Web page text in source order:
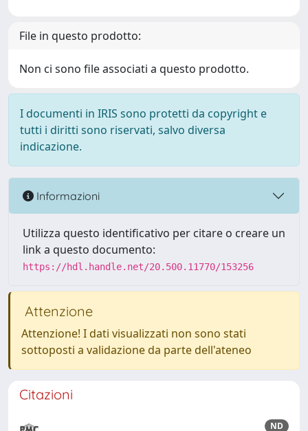
File in questo prodotto:
Non ci sono file associati a questo prodotto.
I documenti in IRIS sono protetti da copyright e
tutti i diritti sono riservati, salvo diversa
indicazione.
Informazioni
Utilizza questo identificativo per citare o creare un
link a questo documento:
https://hdl.handle.net/20.500.11770/153256
Attenzione
Attenzione! I dati visualizzati non sono stati
sottoposti a validazione da parte dell'ateneo
Citazioni
ND